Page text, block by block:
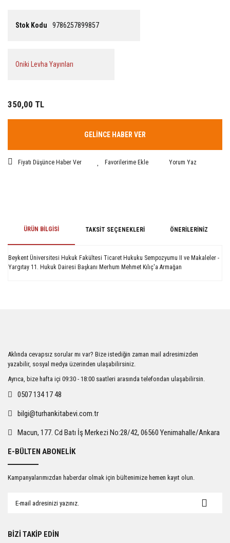
Stok Kodu 9786257899857
Oniki Levha Yayınları
350,00 TL
GELİNCE HABER VER
Fiyatı Düşünce Haber Ver Yorum Yaz
ÜRÜN BILGISI TAKSIT SEÇENEKLERI ÖNERILERINIZ
Beykent Üniversitesi Hukuk Fakültesi Ticaret Hukuku Sempozyumu II ve Makaleler -
Yargıtay 11. Hukuk Dairesi Başkanı Merhum Mehmet Kılıç'a Armağan
Ürün açıklamasında eksik bilgiler bulunuyor.
Ürün bilgilerinde hatalar bulunuyor.
Ürün fiyatı diğer sitelerden daha pahalı.
Gönder
Aklında cevapsız sorular mı var? Bize istediğin zaman mail adresimizden
yazabilir, sosyal medya üzerinden ulaşabilirsiniz.
Ayrıca, bize hafta içi 09:30 - 18:00 saatleri arasında telefondan ulaşabilirsin.
0507 134 17 48
bilgi@turhankitabevi.com.tr
Macun, 177. Cd Batı İş Merkezi No:28/42, 06560 Yenimahalle/Ankara
E-BÜLTEN ABONELİK
Kampanyalarımızdan haberdar olmak için bültenimize hemen kayıt olun.
BİZİ TAKİP EDİN